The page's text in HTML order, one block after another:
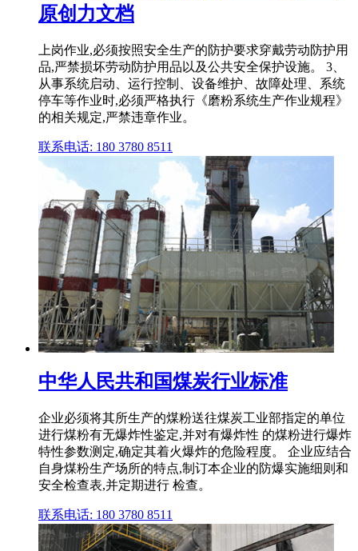
原创力文档
上岗作业,必须按照安全生产的防护要求穿戴劳动防护用
品,严禁损坏劳动防护用品以及公共安全保护设施。 3、
从事系统启动、运行控制、设备维护、故障处理、系统
停车等作业时,必须严格执行《磨粉系统生产作业规程》
的相关规定,严禁违章作业。
联系电话: 180 3780 8511
中华人民共和国煤炭行业标准
企业必须将其所生产的煤粉送往煤炭工业部指定的单位
进行煤粉有无爆炸性鉴定,并对有爆炸性 的煤粉进行爆炸
特性参数测定,确定其着火爆炸的危险程度。 企业应结合
自身煤粉生产场所的特点,制订本企业的防爆实施细则和
安全检查表,并定期进行 检查。
联系电话: 180 3780 8511